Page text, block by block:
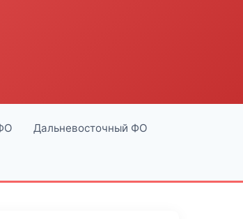
Дальневосточный ФО